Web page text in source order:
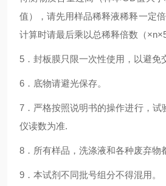
值），请先用样品稀释液稀释一定
计算时请最后乘以总稀释倍数（×n×5
5．封板膜只限一次性使用，以避免
6．底物请避光保存。
7．严格按照说明书的操作进行，试
仪读数为准.
8．所有样品，洗涤液和各种废弃物
9．本试剂不同批号组分不得混用。